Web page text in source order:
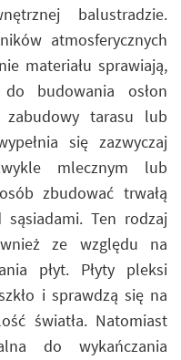
balustradzie.
atmosferycznych
materiału sprawiają,
budowania osłon
tarasu lub
się zazwyczaj
mlecznym lub
zbudować trwałą
Ten rodzaj
ze względu na
płyt. Płyty pleksi
i sprawdzą się na
światła. Natomiast
do wykańczania